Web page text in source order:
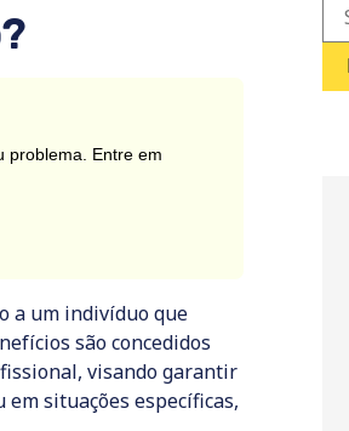
problema. Entre em
a um indivíduo que
são concedidos
visando garantir
situações específicas,